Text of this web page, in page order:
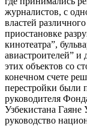
журналистов, с
властей
приостановке
кинотеатра”,
авиастроителей”
этих объектов со
конечном счете
перестройки были
руководителя
Узбекистана
руководство